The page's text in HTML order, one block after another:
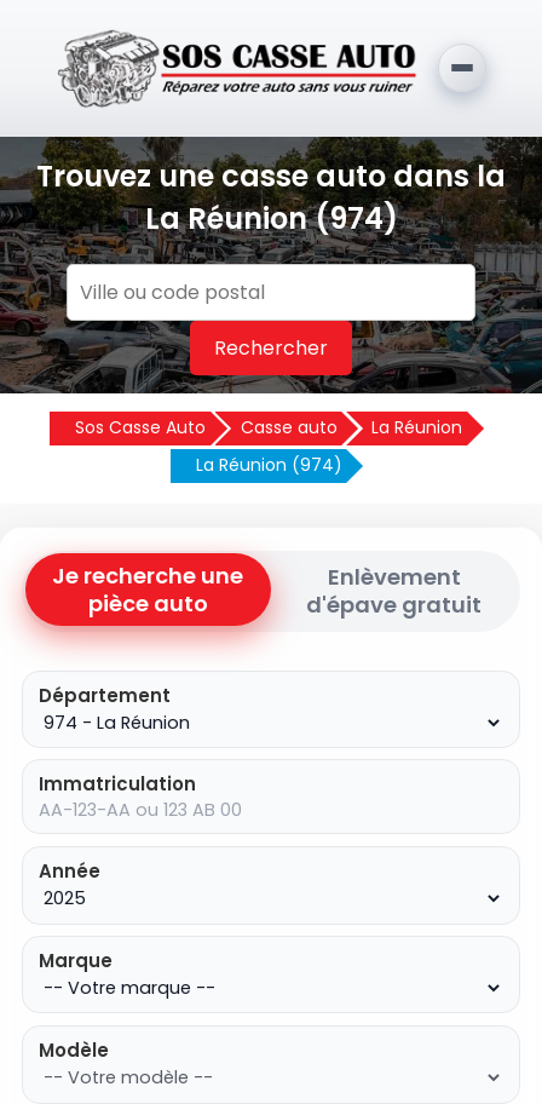
Trouvez une casse auto dans la
La Réunion (974)
Rechercher
Sos Casse Auto Casse auto
La Réunion
La Réunion (974)
Je recherche une
pièce auto
Enlèvement
d'épave gratuit
Département
Immatriculation
Année
Marque
Modèle